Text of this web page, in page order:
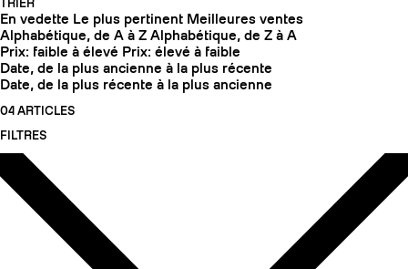
TRIER
En vedette Le plus pertinent Meilleures ventes
Alphabétique, de A à Z Alphabétique, de Z à A
Prix: faible à élevé Prix: élevé à faible
Date, de la plus ancienne à la plus récente
Date, de la plus récente à la plus ancienne
04 ARTICLES
FILTRES